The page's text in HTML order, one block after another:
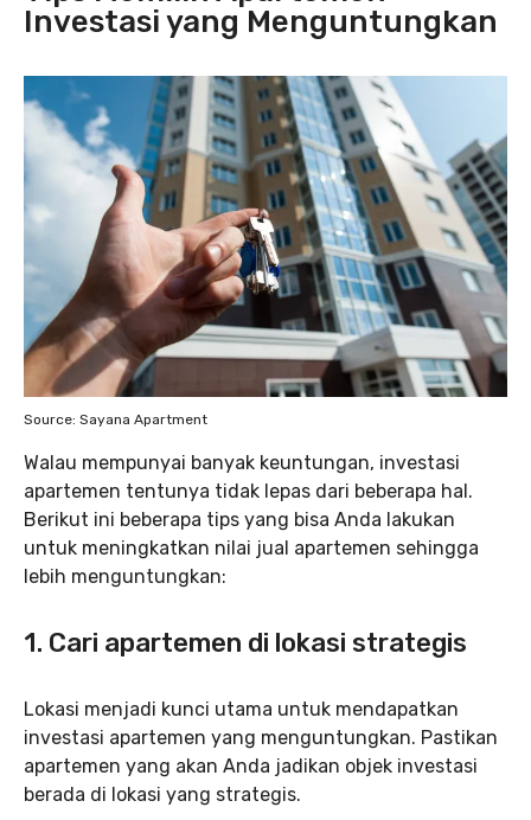
Investasi yang Menguntungkan
Source: Sayana Apartment
Walau mempunyai banyak keuntungan, investasi
apartemen tentunya tidak lepas dari beberapa hal.
Berikut ini beberapa tips yang bisa Anda lakukan
untuk meningkatkan nilai jual apartemen sehingga
lebih menguntungkan:
1. Cari apartemen di lokasi strategis
Lokasi menjadi kunci utama untuk mendapatkan
investasi apartemen yang menguntungkan. Pastikan
apartemen yang akan Anda jadikan objek investasi
berada di lokasi yang strategis.